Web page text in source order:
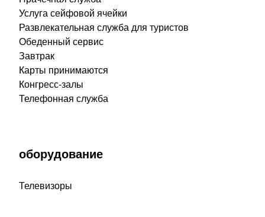
Услуга сейфовой ячейки
Развлекательная служба для туристов
Обеденный сервис
Завтрак
Карты принимаются
Конгресс-залы
Телефонная служба
оборудование
Телевизоры